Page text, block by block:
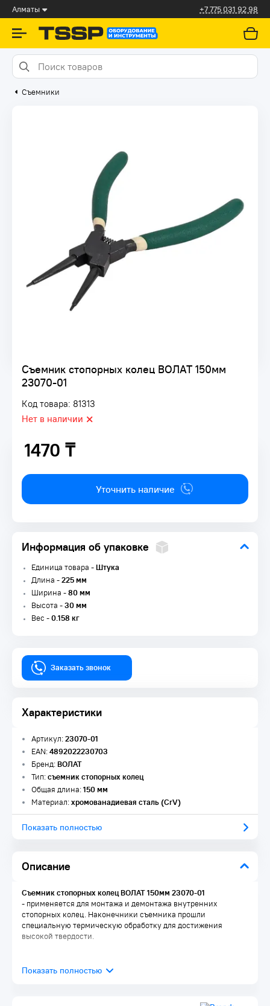
Алматы +7 775 031 92 98
Съемники
Съемник стопорных колец ВОЛАТ 150мм
23070-01
Код товара: 81313
Нет в наличии
1470 ₸
1470 ₸
Уточнить наличие
Информация об упаковке
Единица товара -Штука
Длина -225 мм
Ширина -80 мм
Высота -30 мм
Вес -0.158 кг
Заказать звонок
Характеристики
Описание
Артикул:23070-01
EAN:4892022230703
Бренд:ВОЛАТ
Тип:съемник стопорных колец
Общая длина:150 мм
Материал:хромованадиевая сталь (CrV)
Показать полностью
Съемник стопорных колец ВОЛАТ 150мм 23070-01
- применяется для монтажа и демонтажа внутренних
стопорных колец. Наконечники съемника прошли
специальную термическую обработку для достижения
высокой твердости.